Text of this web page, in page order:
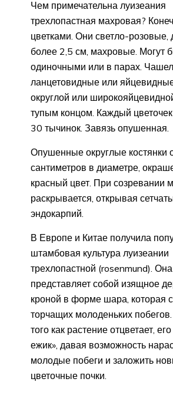
Чем примечательна луизеания
трехлопастная махровая?
цветками. Они светло-розовые,
более 2,5 см, махровые. Могут
одиночными или в парах.
ланцетовидные или
округлой или
тупым концом. Каждый
30 тычинок. Завязь опушенная.
Опушенные округлые костянки
сантиметров в диаметре,
красный цвет. При созревании
раскрывается, открывая
эндокарпий.
В Европе и Китае получила
штамбовая культура луизеании
трехлопастной (rosenmund). Она
представляет собой изящное
кроной в форме шара, которая
торчащих молоденьких
того как растение отцветает,
ежик», давая возможность
молодые побеги и заложить
цветочные почки.